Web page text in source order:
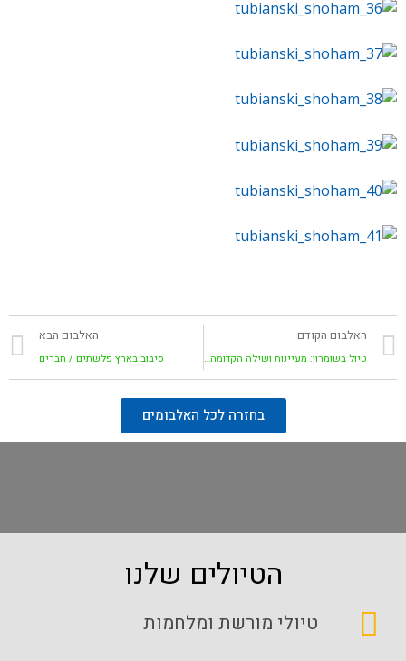
האלבום הקודם
טיול בשומרון: מעיינות ושילה הקדומה / קבוצת חברים
האלבום הבא
סיבוב בארץ פלשתים / חברים
בחזרה לכל האלבומים
הטיולים שלנו
טיולי מורשת ומלחמות